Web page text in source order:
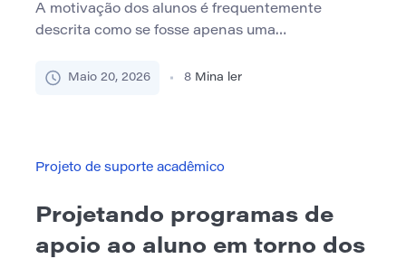
A motivação dos alunos é frequentemente
descrita como se fosse apenas uma
como motivados, enquanto outros são rotulados
alunos são mais propensos a participar, persistir
Maio 20, 2026 8 Mina ler
Projeto de suporte acadêmico
Projetando programas de
apoio ao aluno em torno dos